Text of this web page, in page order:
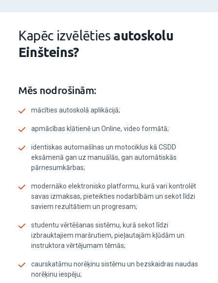
Kapēc izvēlēties autoskolu
Einšteins?
Mēs nodrošinām:
mācīties autoskolā aplikācijā;
apmācības klātienē un Online, video formātā;
identiskas automašīnas un motociklus kā CSDD
eksāmenā gan uz manuālās, gan automātiskās
pārnesumkārbas;
modernāko elektronisko platformu, kurā vari kontrolēt
savas izmaksas, pieteikties nodarbībām un sekot līdzi
saviem rezultātiem un progresam;
studentu vērtēšanas sistēmu, kurā sekot līdzi
izbrauktajiem maršrutiem, pieļautajām kļūdām un
instruktora vērtējumam tēmās;
caurskatāmu norēķinu sistēmu un bezskaidras naudas
norēķinu iespēju;